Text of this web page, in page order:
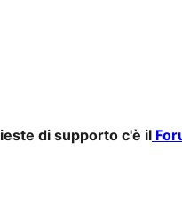
di supporto c'è il